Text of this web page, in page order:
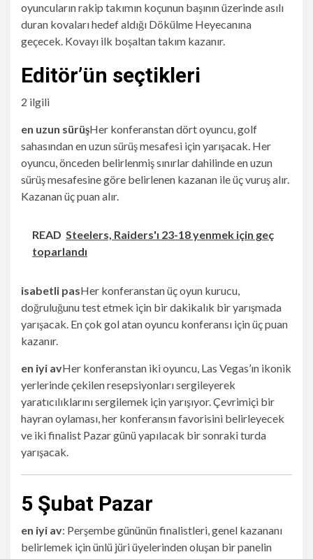
oyuncuların rakip takımın koçunun başının üzerinde asılı
duran kovaları hedef aldığı Dökülme Heyecanına
geçecek. Kovayı ilk boşaltan takım kazanır.
Editör’ün seçtikleri
2 ilgili
en uzun sürüşHer konferanstan dört oyuncu, golf
sahasından en uzun sürüş mesafesi için yarışacak. Her
oyuncu, önceden belirlenmiş sınırlar dahilinde en uzun
sürüş mesafesine göre belirlenen kazanan ile üç vuruş alır.
Kazanan üç puan alır.
READ Steelers, Raiders'ı 23-18 yenmek için geç
toparlandı
isabetli pasHer konferanstan üç oyun kurucu,
doğruluğunu test etmek için bir dakikalık bir yarışmada
yarışacak. En çok gol atan oyuncu konferansı için üç puan
kazanır.
en iyi avHer konferanstan iki oyuncu, Las Vegas’ın ikonik
yerlerinde çekilen resepsiyonları sergileyerek
yaratıcılıklarını sergilemek için yarışıyor. Çevrimiçi bir
hayran oylaması, her konferansın favorisini belirleyecek
ve iki finalist Pazar günü yapılacak bir sonraki turda
yarışacak.
5 Şubat Pazar
en iyi av: Perşembe gününün finalistleri, genel kazananı
belirlemek için ünlü jüri üyelerinden oluşan bir panelin